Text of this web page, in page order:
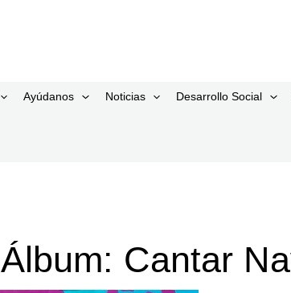
Ayúdanos Noticias Desarrollo Social
Álbum: Cantar